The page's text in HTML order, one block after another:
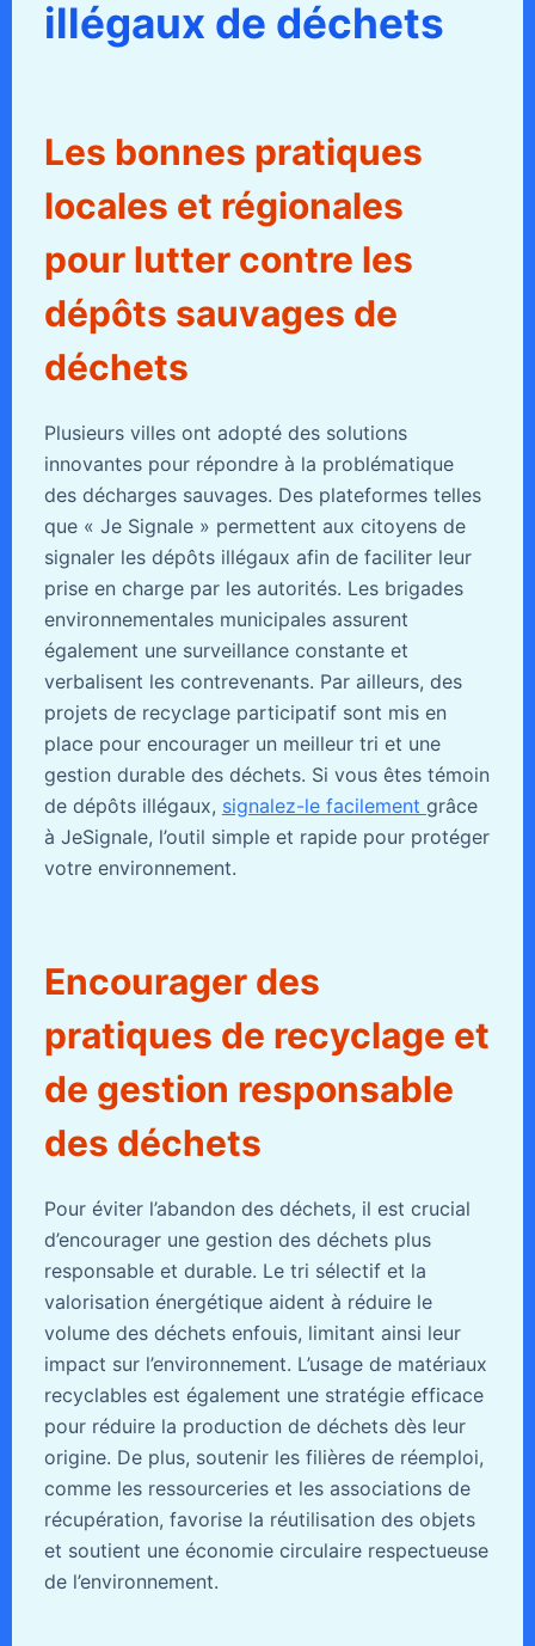
illégaux de déchets
Les bonnes pratiques
locales et régionales
pour lutter contre les
dépôts sauvages de
déchets
Plusieurs villes ont adopté des solutions
innovantes pour répondre à la problématique
des décharges sauvages. Des plateformes telles
que « Je Signale » permettent aux citoyens de
signaler les dépôts illégaux afin de faciliter leur
prise en charge par les autorités. Les brigades
environnementales municipales assurent
également une surveillance constante et
verbalisent les contrevenants. Par ailleurs, des
projets de recyclage participatif sont mis en
place pour encourager un meilleur tri et une
gestion durable des déchets. Si vous êtes témoin
de dépôts illégaux, signalez-le facilement grâce
à JeSignale, l’outil simple et rapide pour protéger
votre environnement.
Encourager des
pratiques de recyclage et
de gestion responsable
des déchets
Pour éviter l’abandon des déchets, il est crucial
d’encourager une gestion des déchets plus
responsable et durable. Le tri sélectif et la
valorisation énergétique aident à réduire le
volume des déchets enfouis, limitant ainsi leur
impact sur l’environnement. L’usage de matériaux
recyclables est également une stratégie efficace
pour réduire la production de déchets dès leur
origine. De plus, soutenir les filières de réemploi,
comme les ressourceries et les associations de
récupération, favorise la réutilisation des objets
et soutient une économie circulaire respectueuse
de l’environnement.